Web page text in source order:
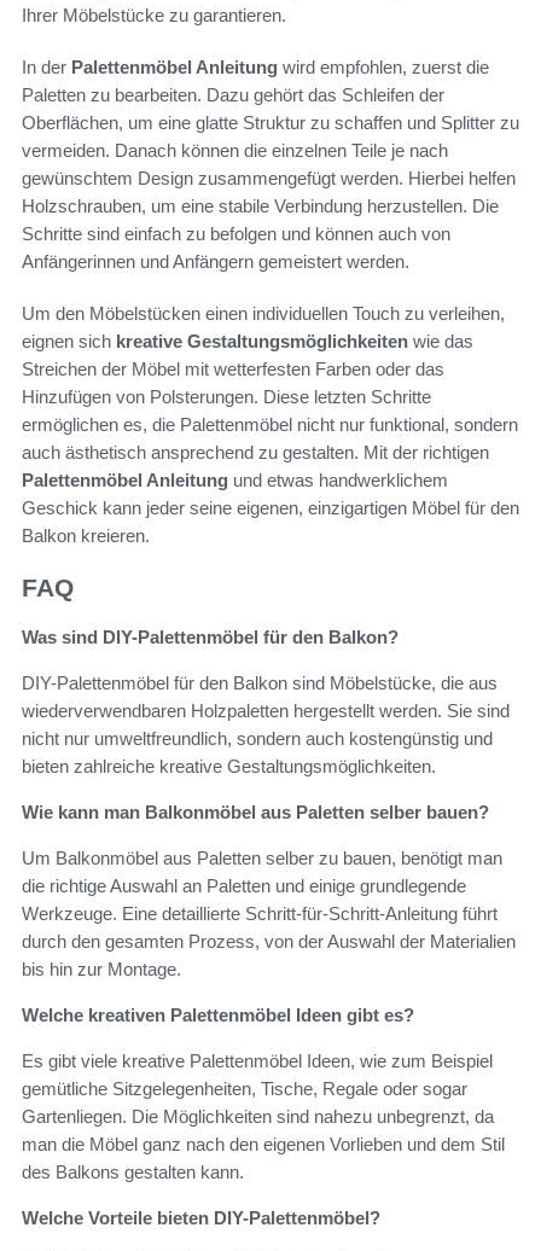
Ihrer Möbelstücke zu garantieren.
In der Palettenmöbel Anleitung wird empfohlen, zuerst die
Paletten zu bearbeiten. Dazu gehört das Schleifen der
Oberflächen, um eine glatte Struktur zu schaffen und Splitter zu
vermeiden. Danach können die einzelnen Teile je nach
gewünschtem Design zusammengefügt werden. Hierbei helfen
Holzschrauben, um eine stabile Verbindung herzustellen. Die
Schritte sind einfach zu befolgen und können auch von
Anfängerinnen und Anfängern gemeistert werden.
Um den Möbelstücken einen individuellen Touch zu verleihen,
eignen sich kreative Gestaltungsmöglichkeiten wie das
Streichen der Möbel mit wetterfesten Farben oder das
Hinzufügen von Polsterungen. Diese letzten Schritte
ermöglichen es, die Palettenmöbel nicht nur funktional, sondern
auch ästhetisch ansprechend zu gestalten. Mit der richtigen
Palettenmöbel Anleitung und etwas handwerklichem
Geschick kann jeder seine eigenen, einzigartigen Möbel für den
Balkon kreieren.
FAQ
Was sind DIY-Palettenmöbel für den Balkon?
DIY-Palettenmöbel für den Balkon sind Möbelstücke, die aus
wiederverwendbaren Holzpaletten hergestellt werden. Sie sind
nicht nur umweltfreundlich, sondern auch kostengünstig und
bieten zahlreiche kreative Gestaltungsmöglichkeiten.
Wie kann man Balkonmöbel aus Paletten selber bauen?
Um Balkonmöbel aus Paletten selber zu bauen, benötigt man
die richtige Auswahl an Paletten und einige grundlegende
Werkzeuge. Eine detaillierte Schritt-für-Schritt-Anleitung führt
durch den gesamten Prozess, von der Auswahl der Materialien
bis hin zur Montage.
Welche kreativen Palettenmöbel Ideen gibt es?
Es gibt viele kreative Palettenmöbel Ideen, wie zum Beispiel
gemütliche Sitzgelegenheiten, Tische, Regale oder sogar
Gartenliegen. Die Möglichkeiten sind nahezu unbegrenzt, da
man die Möbel ganz nach den eigenen Vorlieben und dem Stil
des Balkons gestalten kann.
Welche Vorteile bieten DIY-Palettenmöbel?